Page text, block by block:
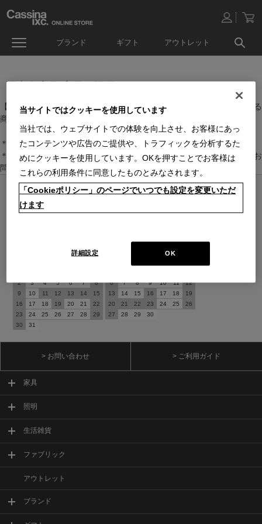
ブランド ギフト アウトレット
【家具・照明】のカテゴリーに属するなかで、日本国内に在庫している
商品です。
＊絞り込み機能で商品検索することができます。
＊全店舗で在庫を共有しておりますので、最新の在庫状況についてはお
問い合わせください。
オンラインストア 営業日カレンダー
■営業日休
2
3 4 5 6 7
8
9
10 11 12 13 14
15
16
17 18 19 20 21
22
23
24 25 26 27 28
29
30
31
6
7 8 9 10 11
12
13
14 15 16 17 18
19
20
21 22 23 24 25
26
27
28 29 30
> お問い合わせ > ご利用ガイド
家具
照明
生活雑貨
ファブリック
アウトレット
ブランド
当サイトではクッキーを使用しています
当社では、ウェブサイトでの体験を向上させ、お客様にあっ
たコンテンツや広告のご提供や、トラフィックを分析するた
めにクッキーを使用しています。OKを押すことでお客様は
これらの利用条件に同意したものとみなされます。
「Cookieポリシー」のページでいつでも設定を変更いただ
けます
OK
詳細設定